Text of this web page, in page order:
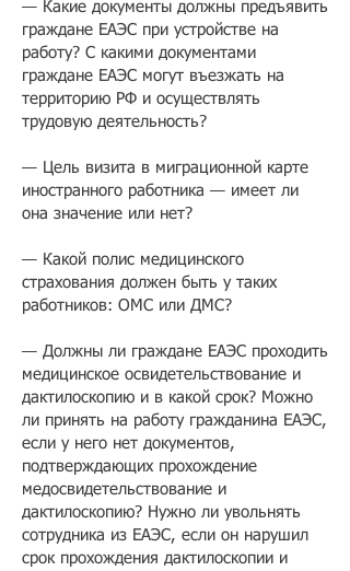
— Какие документы должны предъявить
граждане ЕАЭС при устройстве на
работу? С какими документами
граждане ЕАЭС могут въезжать на
территорию РФ и осуществлять
трудовую деятельность?
— Цель визита в миграционной карте
иностранного работника — имеет ли
она значение или нет?
— Какой полис медицинского
страхования должен быть у таких
работников: ОМС или ДМС?
— Должны ли граждане ЕАЭС проходить
медицинское освидетельствование и
дактилоскопию и в какой срок? Можно
ли принять на работу гражданина ЕАЭС,
если у него нет документов,
подтверждающих прохождение
медосвидетельствование и
дактилоскопию? Нужно ли увольнять
сотрудника из ЕАЭС, если он нарушил
срок прохождения дактилоскопии и